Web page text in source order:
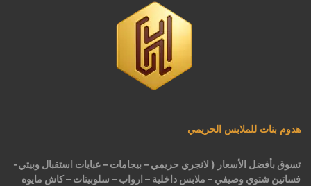
هدوم بنات للملابس الحريمي
تسوق بأفضل الأسعار ( لانجري حريمي – بيجامات – عبايات استقبال وبيتي-
فساتين شتوي وصيفي – ملابس داخلية – ارواب – سلوبيتات – كاش مايوه